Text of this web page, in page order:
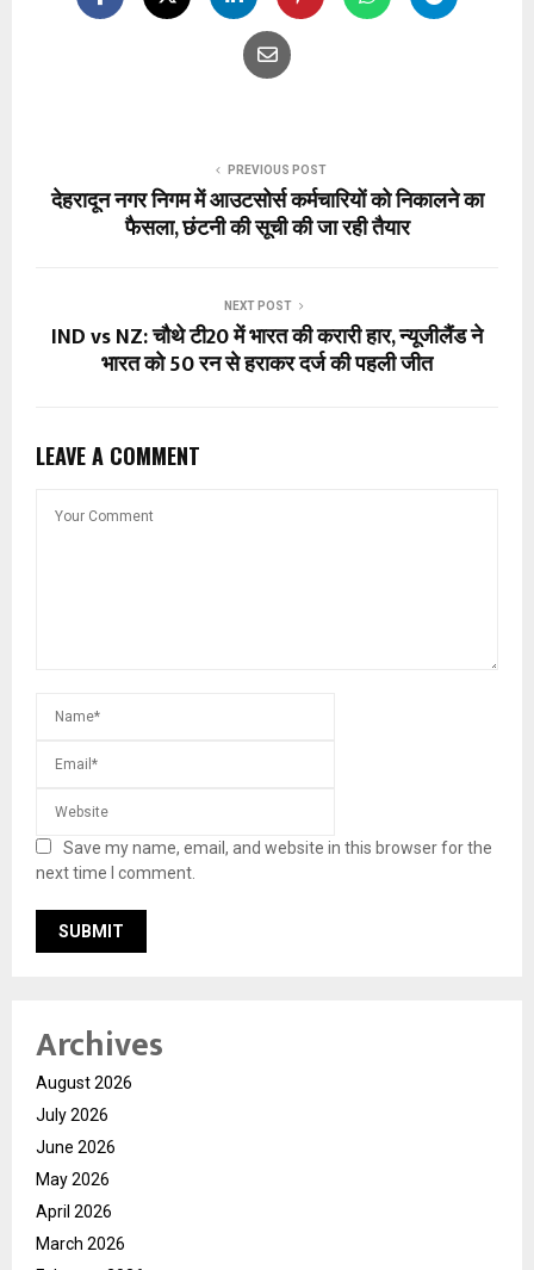
PREVIOUS POST
देहरादून नगर निगम में आउटसोर्स कर्मचारियों को निकालने का
फैसला, छंटनी की सूची की जा रही तैयार
NEXT POST
IND vs NZ: चौथे टी20 में भारत की करारी हार, न्यूजीलैंड ने
भारत को 50 रन से हराकर दर्ज की पहली जीत
LEAVE A COMMENT
Save my name, email, and website in this browser for the
next time I comment.
Archives
August 2026
July 2026
June 2026
May 2026
April 2026
March 2026